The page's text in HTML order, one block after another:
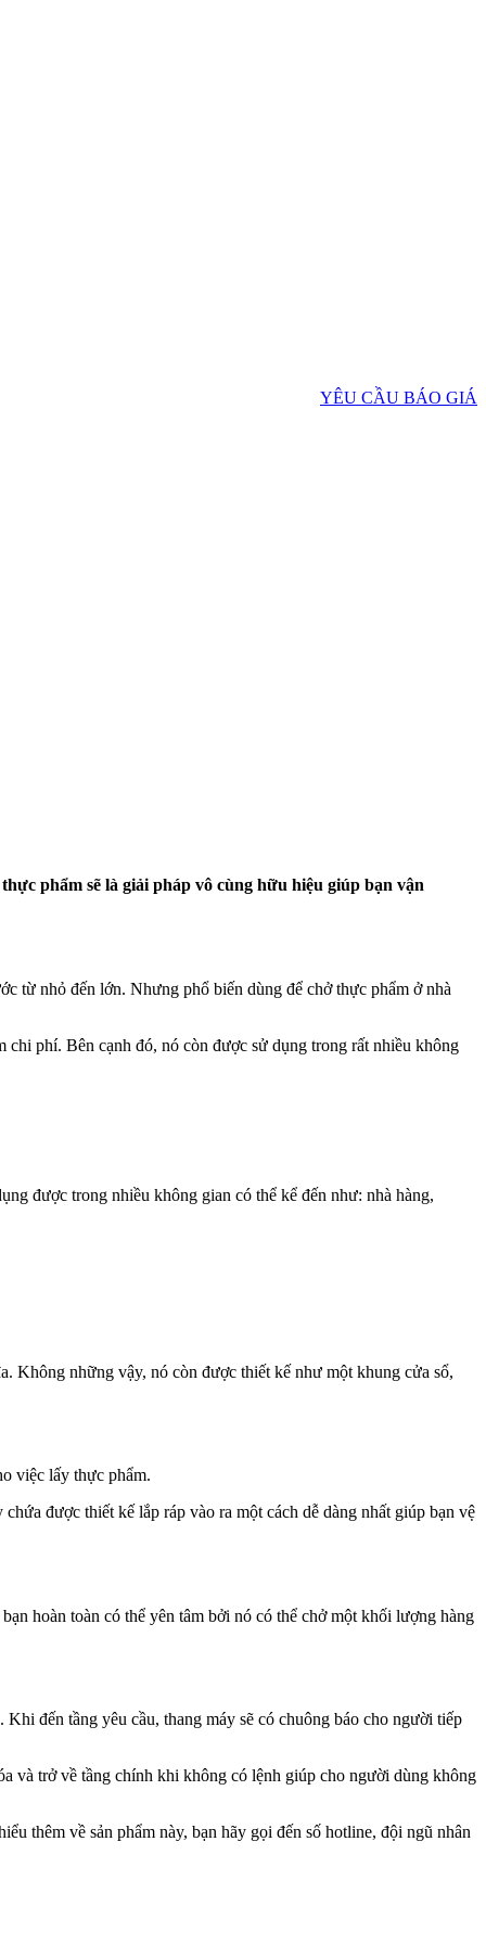
YÊU CẦU BÁO GIÁ
phẩm sẽ là giải pháp vô cùng hữu hiệu giúp bạn vận
từ nhỏ đến lớn. Nhưng phổ biến dùng để chở thực phẩm ở nhà
phí. Bên cạnh đó, nó còn được sử dụng trong rất nhiều không
được trong nhiều không gian có thể kể đến như: nhà hàng,
Không những vậy, nó còn được thiết kế như một khung cửa sổ,
việc lấy thực phẩm.
được thiết kế lắp ráp vào ra một cách dễ dàng nhất giúp bạn vệ
hoàn toàn có thể yên tâm bởi nó có thể chở một khối lượng hàng
đến tầng yêu cầu, thang máy sẽ có chuông báo cho người tiếp
và trở về tầng chính khi không có lệnh giúp cho người dùng không
thêm về sản phẩm này, bạn hãy gọi đến số hotline, đội ngũ nhân